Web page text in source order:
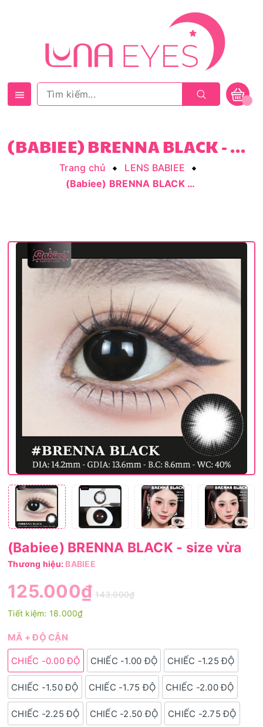
(BABIEE) BRENNA BLACK - SIZE VỪA
Trang chủ
LENS BABIEE
(Babiee) BRENNA BLACK - size vừa
(Babiee) BRENNA BLACK - size vừa
Thương hiệu: BABIEE
125.000₫ 143.000₫
Tiết kiệm: 18.000₫
MÃ + ĐỘ CẬN
CHIẾC -0.00 ĐỘ CHIẾC -1.00 ĐỘ CHIẾC -1.25 ĐỘ
CHIẾC -1.50 ĐỘ CHIẾC -1.75 ĐỘ CHIẾC -2.00 ĐỘ
CHIẾC -2.25 ĐỘ CHIẾC -2.50 ĐỘ CHIẾC -2.75 ĐỘ